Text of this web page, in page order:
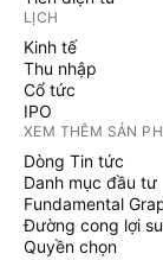
LỊCH
Kinh tế
Thu nhập
Cổ tức
IPO
XEM THÊM SẢN
Dòng Tin tức
Danh mục đầu tư
Fundamental
Đường cong lợi
Quyền chọn